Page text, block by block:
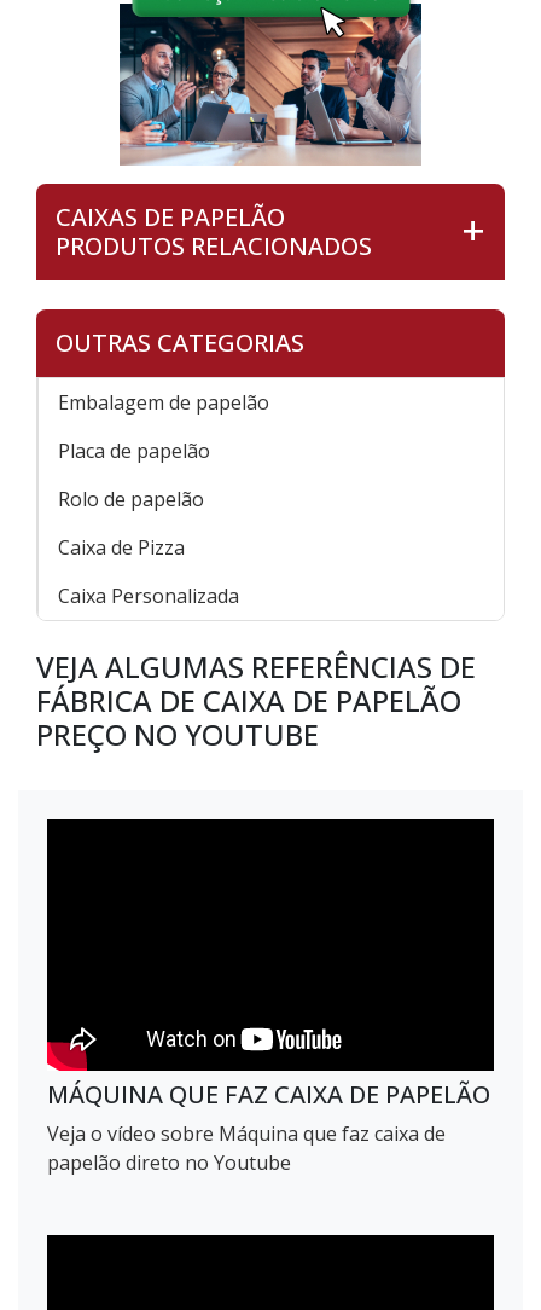
CAIXAS DE PAPELÃO
PRODUTOS RELACIONADOS
OUTRAS CATEGORIAS
Embalagem de papelão
Placa de papelão
Rolo de papelão
Caixa de Pizza
Caixa Personalizada
VEJA ALGUMAS REFERÊNCIAS DE
FÁBRICA DE CAIXA DE PAPELÃO
PREÇO NO YOUTUBE
MÁQUINA QUE FAZ CAIXA DE PAPELÃO
Veja o vídeo sobre Máquina que faz caixa de
papelão direto no Youtube